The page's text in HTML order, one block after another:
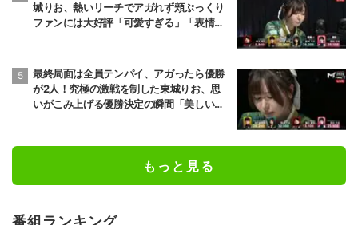
城りお、熱いリーチでアガれず頬ぷっくり
ファンには大好評「可愛すぎる」「表情管
最終局面は全員テンパイ、アガったら優勝
が2人！究極の激戦を制した東城りお、思
いがこみ上げる優勝決定の瞬間「美しい結
もっと見る
番組ランキング